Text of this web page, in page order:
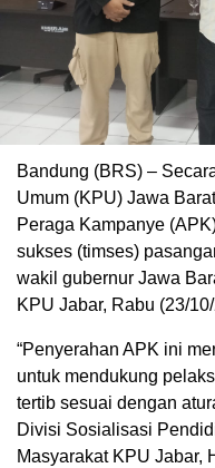
Bandung (BRS) –
Umum (KPU) Jawa
Peraga Kampanye
sukses (timses)
wakil gubernur Jawa
KPU Jabar, Rabu (23/
“Penyerahan APK ini
untuk mendukung
tertib sesuai dengan
Divisi Sosialisasi
Masyarakat KPU Jabar,